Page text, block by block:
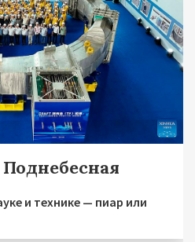
и технике — пиар или